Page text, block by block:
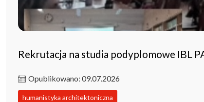
Rekrutacja na studia podyplomowe IBL
Opublikowano: 09.07.2026
humanistyka architektoniczna